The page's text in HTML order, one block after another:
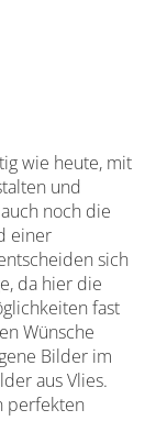
wie heute, mit
und
noch die
einer
sich
da hier die
fast
Wünsche
Bilder im
aus Vlies.
perfekten